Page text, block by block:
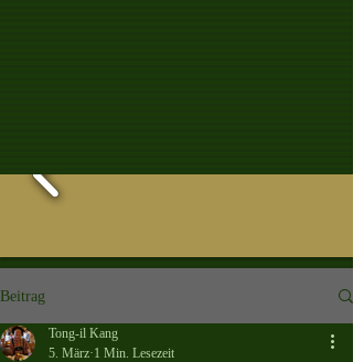
Beitrag
Tong-il Kang
5. März 1 Min. Lesezeit